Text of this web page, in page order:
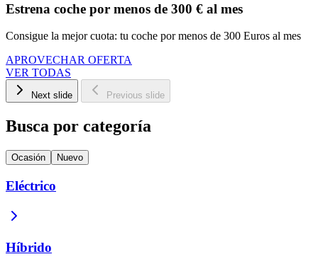
Estrena coche por menos de 300 € al mes
Consigue la mejor cuota: tu coche por menos de 300 Euros al mes
APROVECHAR OFERTA
VER TODAS
Next slide Previous slide
Busca por categoría
Ocasión Nuevo
Eléctrico
Híbrido